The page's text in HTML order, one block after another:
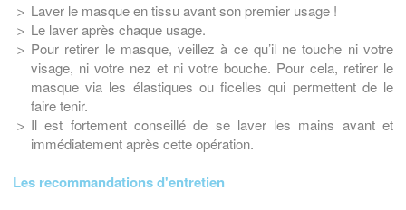
Laver le masque en tissu avant son premier usage !
Le laver après chaque usage.
Pour retirer le masque, veillez à ce qu’il ne touche ni votre
visage, ni votre nez et ni votre bouche. Pour cela, retirer le
masque via les élastiques ou ficelles qui permettent de le
faire tenir.
Il est fortement conseillé de se laver les mains avant et
immédiatement après cette opération.
Les recommandations d'entretien